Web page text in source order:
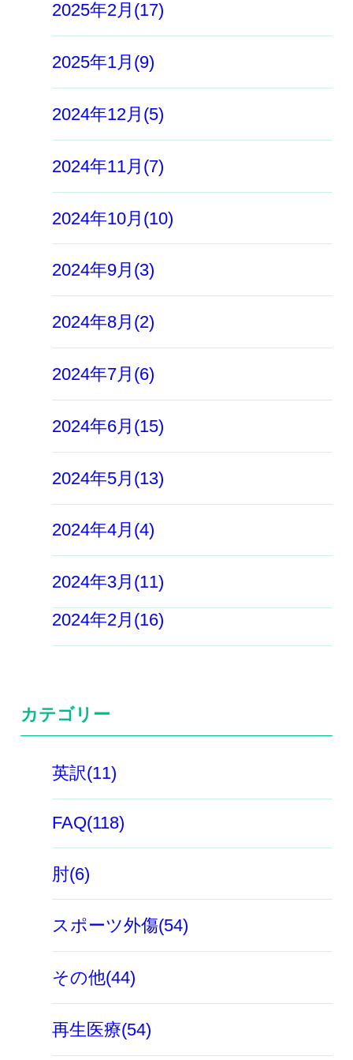
2025年2月(17)
2025年1月(9)
2024年12月(5)
2024年11月(7)
2024年10月(10)
2024年9月(3)
2024年8月(2)
2024年7月(6)
2024年6月(15)
2024年5月(13)
2024年4月(4)
2024年3月(11)
2024年2月(16)
カテゴリー
英訳(11)
FAQ(118)
肘(6)
スポーツ外傷(54)
その他(44)
再生医療(54)